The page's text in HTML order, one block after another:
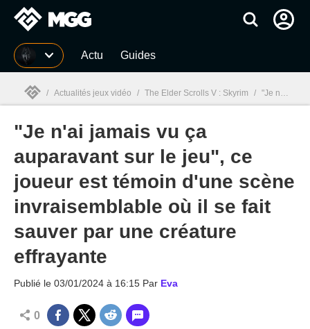
MGG Actu Guides
MGG
/ Actualités jeux vidéo / The Elder Scrolls V : Skyrim / "Je n'ai jamais vu ça auparavant sur le jeu", ce joueur est témoin d'une scène invraisemblable où il se fait sauver par une créature effrayante
"Je n'ai jamais vu ça
auparavant sur le jeu", ce
joueur est témoin d'une scène
invraisemblable où il se fait
sauver par une créature
effrayante
Publié le 03/01/2024 à 16:15 Par Eva
0